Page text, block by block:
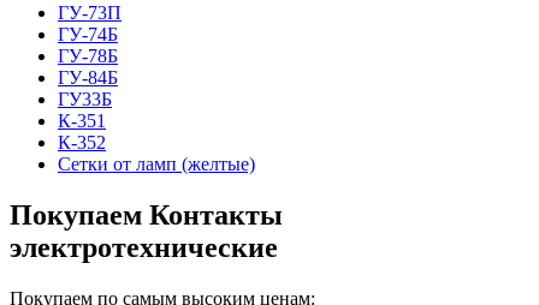
ГУ-73П
ГУ-74Б
ГУ-78Б
ГУ-84Б
ГУ33Б
К-351
К-352
Сетки от ламп (желтые)
Покупаем Контакты
электротехнические
Покупаем по самым высоким ценам: